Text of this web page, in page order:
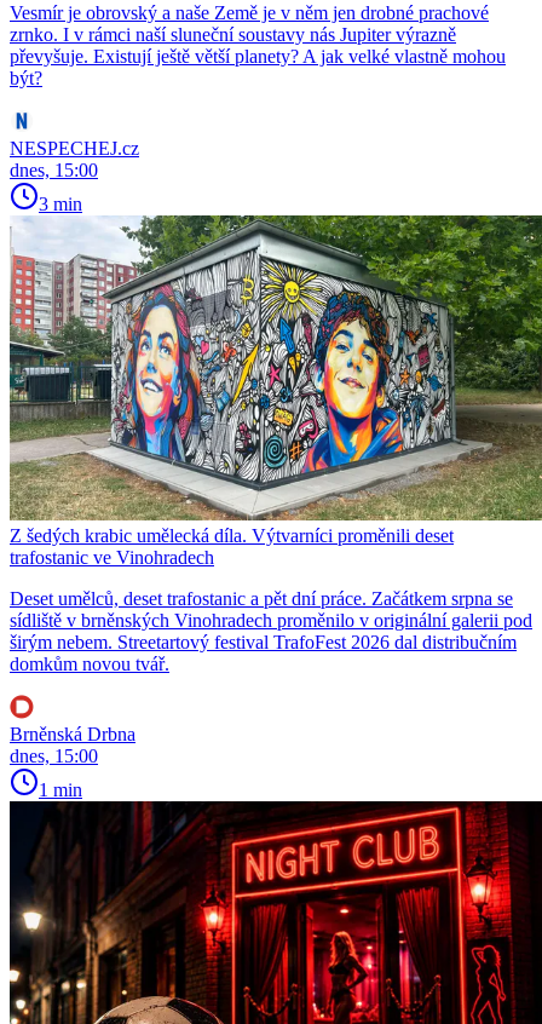
Vesmír je obrovský a naše Země je v něm jen drobné prachové
zrnko. I v rámci naší sluneční soustavy nás Jupiter výrazně
převyšuje. Existují ještě větší planety? A jak velké vlastně mohou
být?
NESPECHEJ.cz
dnes, 15:00
3 min
Z šedých krabic umělecká díla. Výtvarníci proměnili deset
trafostanic ve Vinohradech
Deset umělců, deset trafostanic a pět dní práce. Začátkem srpna se
sídliště v brněnských Vinohradech proměnilo v originální galerii pod
širým nebem. Streetartový festival TrafoFest 2026 dal distribučním
domkům novou tvář.
Brněnská Drbna
dnes, 15:00
1 min